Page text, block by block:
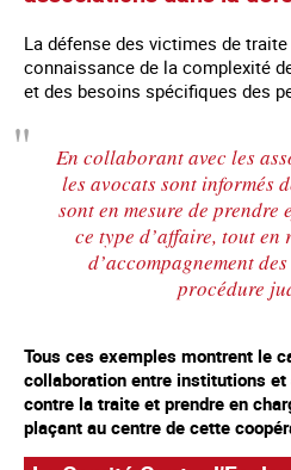
La défense des victimes de
connaissance de la complexité
et des besoins spécifiques des
En collaborant avec les
les avocats sont informés
sont en mesure de prendre
ce type d’affaire, tout en
d’accompagnement
procédure
Tous ces exemples montrent le
collaboration entre institutions
contre la traite et prendre en
plaçant au centre de cette